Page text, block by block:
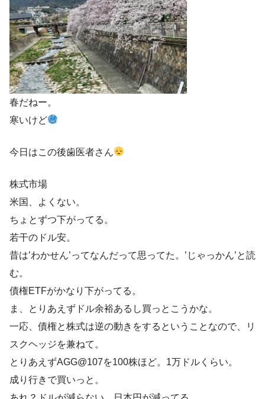
春だねー。
寒いけど
今日はこの後歯医者さん
株式市場
米国、よくない。
ちょとずつ下がってる。
若干のドル安。
昔は’わかせん’ってなんだって思ってた。’じゃっかん’と読
む。
債権ETFがかなり下がってる。
ま、とりあえずドル余裕あるし買っとこうかな。
一応、債権と株式は逆の動きをするということなので、リ
スクヘッジを兼ねて。
とりあえずAGG@107を100株ほど。1万ドルくらい。
成り行きで買いっと。